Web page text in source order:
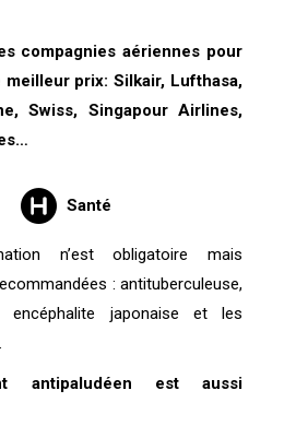
compagnies aériennes pour
prix: Silkair, Lufthasa,
Swiss, Singapour Airlines,
Santé
n’est obligatoire mais
: antituberculeuse,
encéphalite japonaise et les
antipaludéen est aussi